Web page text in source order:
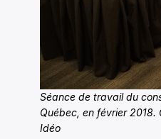
Séance de travail du
Québec, en février
Idéo